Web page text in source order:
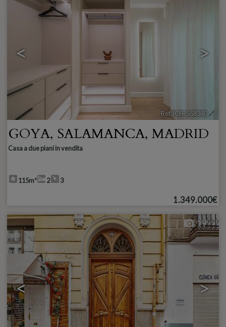
< >
Ref. ICH-558340🔗
GOYA, SALAMANCA, MADRID
Casa a due piani in vendita
115m² 2 3
1.349.000€
< >
19